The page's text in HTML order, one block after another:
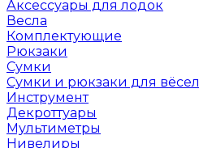
Аксессуары для лодок
Весла
Комплектующие
Рюкзаки
Сумки
Сумки и рюкзаки для вёсел
Инструмент
Декроттуары
Мультиметры
Нивелиры